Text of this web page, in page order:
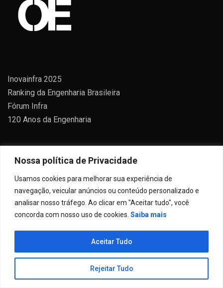
Nossa política de Privacidade
Usamos cookies para melhorar sua experiência de
navegação, veicular anúncios ou conteúdo personalizado e
analisar nosso tráfego. Ao clicar em "Aceitar tudo", você
concorda com nosso uso de cookies. Saiba mais
Rejeitar Tudo
Aceitar Tudo
Inovainfra 2025
Ranking da Engenharia Brasileira
Fórum Infra
120 Anos da Engenharia
Telefone: +55 (11) 3895-8590
E-mail:oempreiteiro@revistaoe.com.br
Assine
Conteúdos
Anuncie